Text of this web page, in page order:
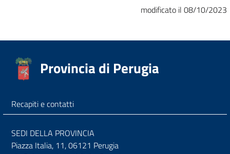
modificato il 08/10/2023
Provincia di Perugia
Recapiti e contatti
SEDI DELLA PROVINCIA
Piazza Italia, 11, 06121 Perugia